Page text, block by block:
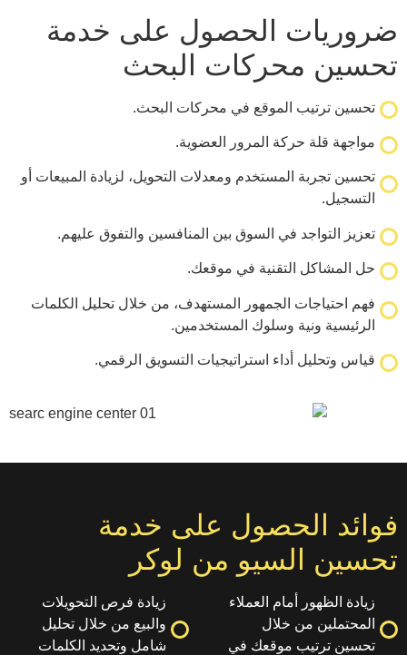
الحصول على خدمة
محركات البحث
الموقع في محركات البحث.
حركة المرور العضوية.
المستخدم ومعدلات التحويل، لزيادة المبيعات أو
في السوق بين المنافسين والتفوق عليهم.
التقنية في موقعك.
الجمهور المستهدف، من خلال تحليل الكلمات
وسلوك المستخدمين.
أداء استراتيجيات التسويق الرقمي.
على خدمة
من لوكر
أمام العملاء
من خلال
موقعك في
زيادة فرص التحويلات
والبيع من خلال تحليل
شامل وتحديد الكلمات